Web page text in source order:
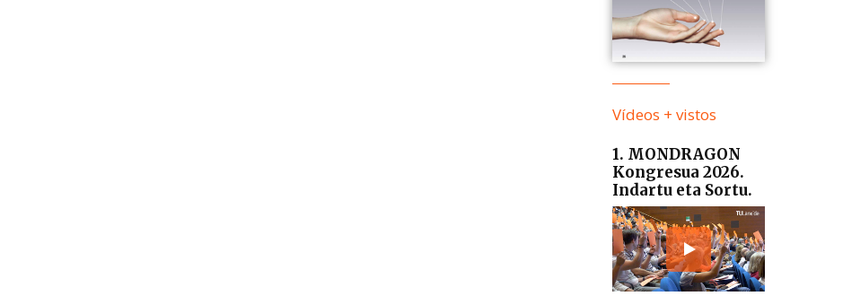
Vídeos + vistos
1. MONDRAGON
Kongresua 2026.
Indartu eta Sortu.